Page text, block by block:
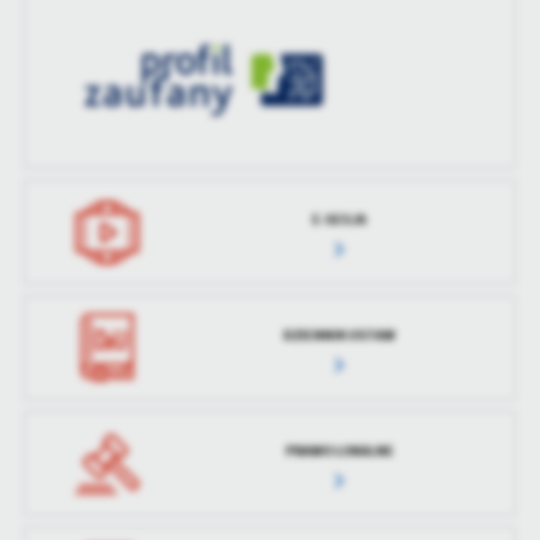
E-SESJA
DZIENNIK USTAW
PRAWO LOKALNE